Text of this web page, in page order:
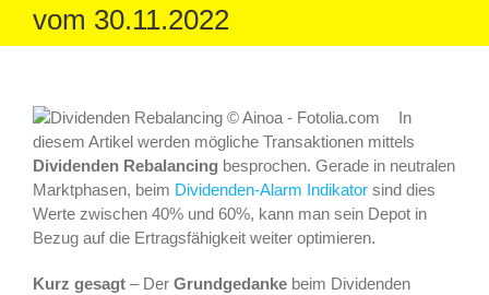
vom 30.11.2022
In
diesem Artikel werden mögliche Transaktionen mittels
Dividenden Rebalancing besprochen. Gerade in neutralen
Marktphasen, beim Dividenden-Alarm Indikator sind dies
Werte zwischen 40% und 60%, kann man sein Depot in
Bezug auf die Ertragsfähigkeit weiter optimieren.
Kurz gesagt – Der Grundgedanke beim Dividenden